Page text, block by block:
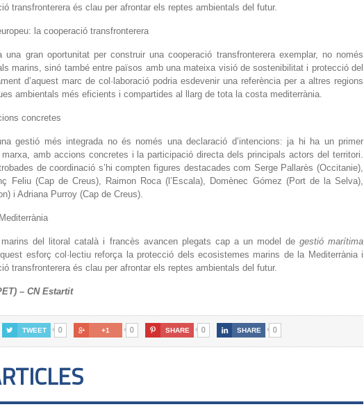
transfronterera és clau per afrontar els reptes ambientals del futur.
la cooperació transfronterera
una gran oportunitat per construir una cooperació transfronterera exemplar, no només
marins, sinó també entre països amb una mateixa visió de sostenibilitat i protecció del
d’aquest marc de col·laboració podria esdevenir una referència per a altres regions
ambientals més eficients i compartides al llarg de tota la costa mediterrània.
concretes
gestió més integrada no és només una declaració d’intencions: ja hi ha un primer
marxa, amb accions concretes i la participació directa dels principals actors del territori.
de coordinació s’hi compten figures destacades com Serge Pallarès (Occitanie),
Feliu (Cap de Creus), Raimon Roca (l’Escala), Domènec Gómez (Port de la Selva),
i Adriana Purroy (Cap de Creus).
del litoral català i francès avancen plegats cap a un model de gestió marítima
esforç col·lectiu reforça la protecció dels ecosistemes marins de la Mediterrània i
transfronterera és clau per afrontar els reptes ambientals del futur.
– CN Estartit
 TWEET 0  +1 0  SHARE 0  SHARE 0